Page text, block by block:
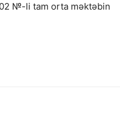
№-li tam orta məktəbin